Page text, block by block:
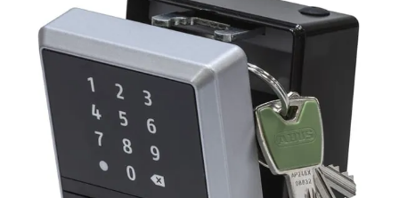
Total:1.497kr
På lager
Leveringstid:
2-5 hverdage
Køb nu
Homeshop DK